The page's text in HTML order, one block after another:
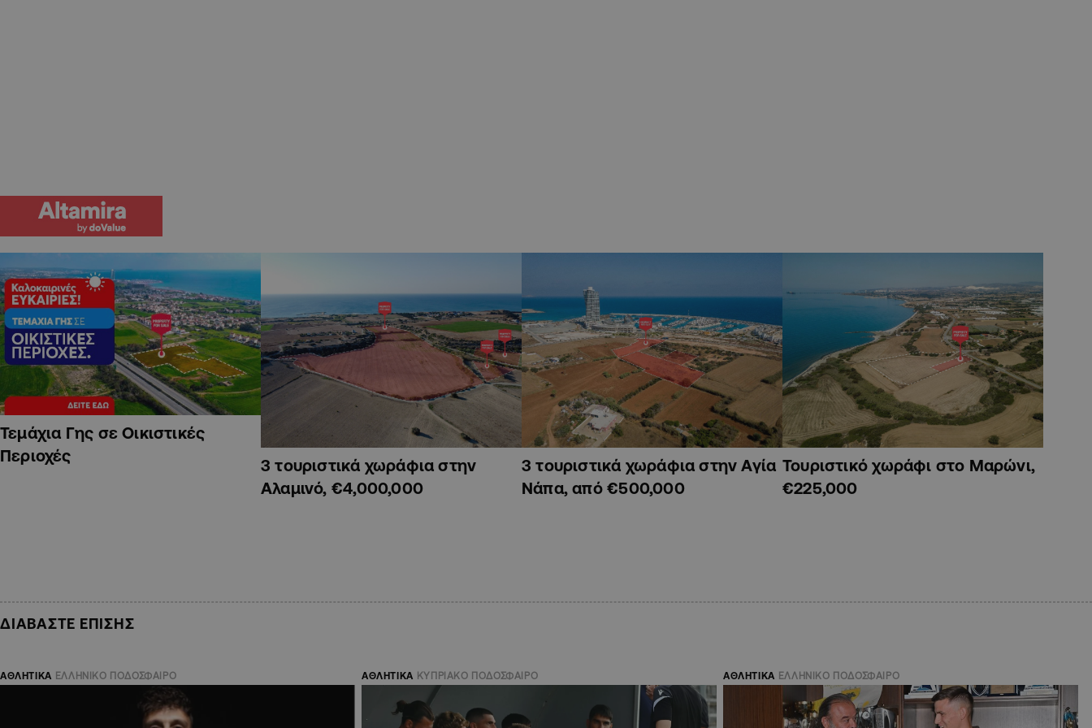
Τεμάχια Γης σε Οικιστικές
Περιοχές
3 τουριστικά χωράφια στην
Αλαμινό, €4,000,000
3 τουριστικά χωράφια στην Αγία
Νάπα, από €500,000
Τουριστικό χωράφι στο Μαρώνι,
€225,000
ΔΙΑΒΑΣΤΕ ΕΠΙΣΗΣ
ΑΘΛΗΤΙΚΑ ΕΛΛΗΝΙΚΟ ΠΟΔΟΣΦΑΙΡΟ ΑΘΛΗΤΙΚΑ ΚΥΠΡΙΑΚΟ ΠΟΔΟΣΦΑΙΡΟ ΑΘΛΗΤΙΚΑ ΕΛΛΗΝΙΚΟ ΠΟΔΟΣΦΑΙΡΟ